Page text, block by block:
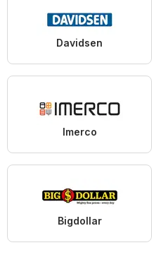
Davidsen
Imerco
Bigdollar